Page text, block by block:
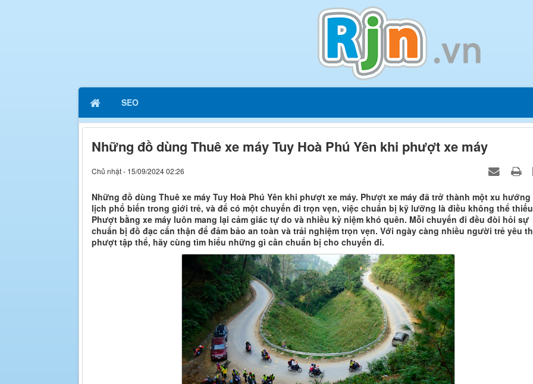
SEO
Những đồ dùng Thuê xe máy Tuy Hoà Phú Yên khi phượt xe máy
Chủ nhật - 15/09/2024 02:26
Những đồ dùng Thuê xe máy Tuy Hoà Phú Yên khi phượt xe máy. Phượt xe máy đã trở thành một xu hướng
lịch phổ biến trong giới trẻ, và để có một chuyến đi trọn vẹn, việc chuẩn bị kỹ lưỡng là điều không thể
Phượt bằng xe máy luôn mang lại cảm giác tự do và nhiều kỷ niệm khó quên. Mỗi chuyến đi đều đòi hỏi sự
chuẩn bị đồ đạc cẩn thận để đảm bảo an toàn và trải nghiệm trọn vẹn. Với ngày càng nhiều người trẻ yêu
phượt tập thể, hãy cùng tìm hiểu những gì cần chuẩn bị cho chuyến đi.